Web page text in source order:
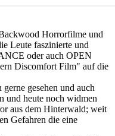
Horrorfilme und
Leute faszinierte und
oder auch OPEN
Discomfort Film" auf die
gesehen und auch
und heute noch widmen
aus dem Hinterwald; weit
Gefahren die eine